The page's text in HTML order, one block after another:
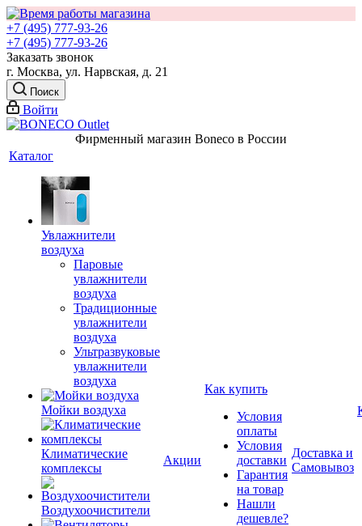
+7 (495) 777-93-26
+7 (495) 777-93-26
Заказать звонок
г. Москва, ул. Нарвская, д. 21
Поиск
Войти
Фирменный магазин Boneco в России
Каталог
Увлажнители
воздуха
Паровые
увлажнители
воздуха
Традиционные
увлажнители
воздуха
Ультразвуковые
увлажнители
воздуха
Мойки воздуха
Климатические
комплексы
Воздухоочистители
Акции
Как купить
Условия
оплаты
Условия
доставки
Гарантия
на товар
Нашли
дешевле?
Доставка и
Самовывоз